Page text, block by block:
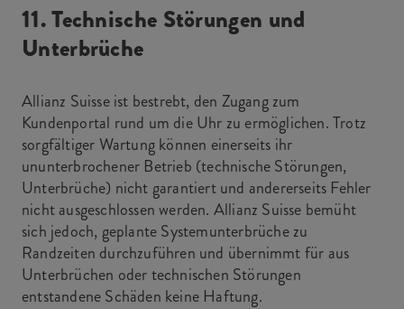
11. Technische Störungen und
Unterbrüche
Allianz Suisse ist bestrebt, den Zugang zum
Kundenportal rund um die Uhr zu ermöglichen. Trotz
sorgfältiger Wartung können einerseits ihr
ununterbrochener Betrieb (technische Störungen,
Unterbrüche) nicht garantiert und andererseits Fehler
nicht ausgeschlossen werden. Allianz Suisse bemüht
sich jedoch, geplante Systemunterbrüche zu
Randzeiten durchzuführen und übernimmt für aus
Unterbrüchen oder technischen Störungen
entstandene Schäden keine Haftung.